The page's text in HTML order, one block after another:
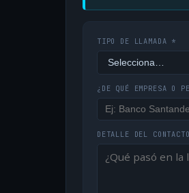
TIPO DE LLAMADA *
¿DE QUÉ EMPRESA O
DETALLE DEL